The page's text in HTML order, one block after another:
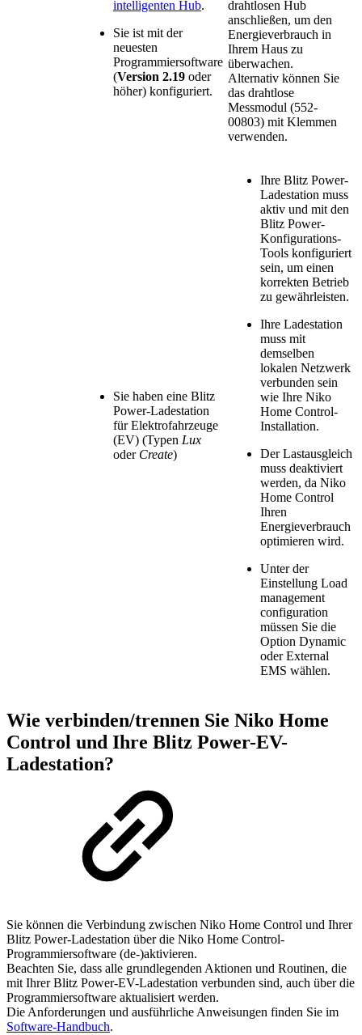
intelligenten Hub.
Sie ist mit der
neuesten
Programmiersoftware
(Version 2.19 oder
höher) konfiguriert.
drahtlosen Hub
anschließen, um den
Energieverbrauch in
Ihrem Haus zu
überwachen.
Alternativ können Sie
das drahtlose
Messmodul (552-
00803) mit Klemmen
verwenden.
Sie haben eine Blitz
Power-Ladestation
für Elektrofahrzeuge
(EV) (Typen Lux
oder Create)
Ihre Blitz Power-
Ladestation muss
aktiv und mit den
Blitz Power-
Konfigurations-
Tools konfiguriert
sein, um einen
korrekten Betrieb
zu gewährleisten.
Ihre Ladestation
muss mit
demselben
lokalen Netzwerk
verbunden sein
wie Ihre Niko
Home Control-
Installation.
Der Lastausgleich
muss deaktiviert
werden, da Niko
Home Control
Ihren
Energieverbrauch
optimieren wird.
Unter der
Einstellung Load
management
configuration
müssen Sie die
Option Dynamic
oder External
EMS wählen.
Wie verbinden/trennen Sie Niko Home
Control und Ihre Blitz Power-EV-
Ladestation?
Sie können die Verbindung zwischen Niko Home Control und Ihrer
Blitz Power-Ladestation über die Niko Home Control-
Programmiersoftware (de-)aktivieren.
Beachten Sie, dass alle grundlegenden Aktionen und Routinen, die
mit Ihrer Blitz Power-EV-Ladestation verbunden sind, auch über die
Programmiersoftware aktualisiert werden.
Die Anforderungen und ausführliche Anweisungen finden Sie im
Software-Handbuch.